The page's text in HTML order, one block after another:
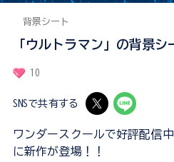
「ウルトラマン」の背景シ
背景シート
10
SNSで共有する
ワンダースクールで好評配信
に新作が登場！！